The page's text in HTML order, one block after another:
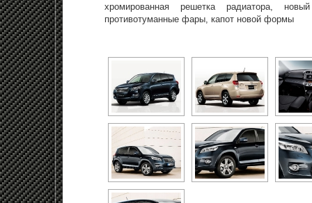
хромированная решетка радиатора,
противотуманные фары, капот новой формы